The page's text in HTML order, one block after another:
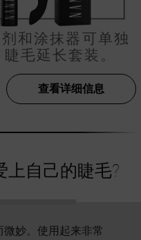
和涂抹器可单独
毛延长套装。
查看详细信息
上自己的睫毛?
妙。使用起来非常